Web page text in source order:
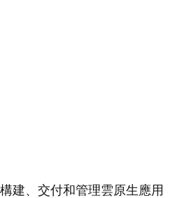
建、交付和管理雲原生應用